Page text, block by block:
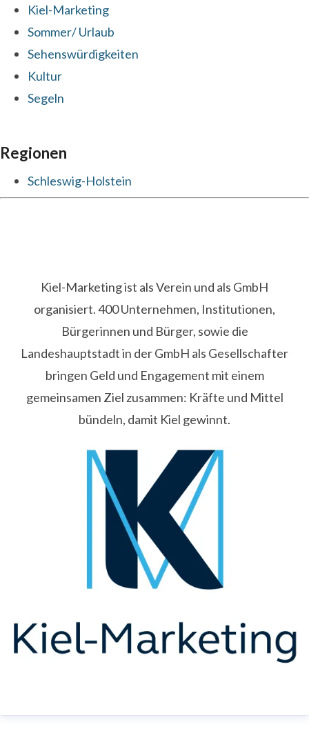
Kiel-Marketing
Sommer/ Urlaub
Sehenswürdigkeiten
Kultur
Segeln
Regionen
Schleswig-Holstein
Kiel-Marketing ist als Verein und als GmbH
organisiert. 400 Unternehmen, Institutionen,
Bürgerinnen und Bürger, sowie die
Landeshauptstadt in der GmbH als Gesellschafter
bringen Geld und Engagement mit einem
gemeinsamen Ziel zusammen: Kräfte und Mittel
bündeln, damit Kiel gewinnt.